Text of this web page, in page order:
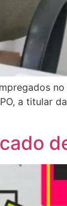
a titular